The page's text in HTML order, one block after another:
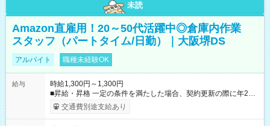
未読
Amazon直雇用！20～50代活躍中◎倉庫内作業
スタッフ（パートタイム/日勤）｜大阪堺DS
アルバイト 職種未経験OK
給与
時給1,300円～1,300円
■昇給・昇格 一定の条件を満たした場合、契約更新の際に年2回
まで昇給の機会があります。 ■正社員登用制度あり ※月末締/翌
月25日支払い ※時間外手当、別途支給 ※深夜割増賃金 (22:00～
交通費別途支給あり